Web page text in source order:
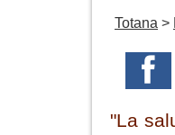
Totana >
"La